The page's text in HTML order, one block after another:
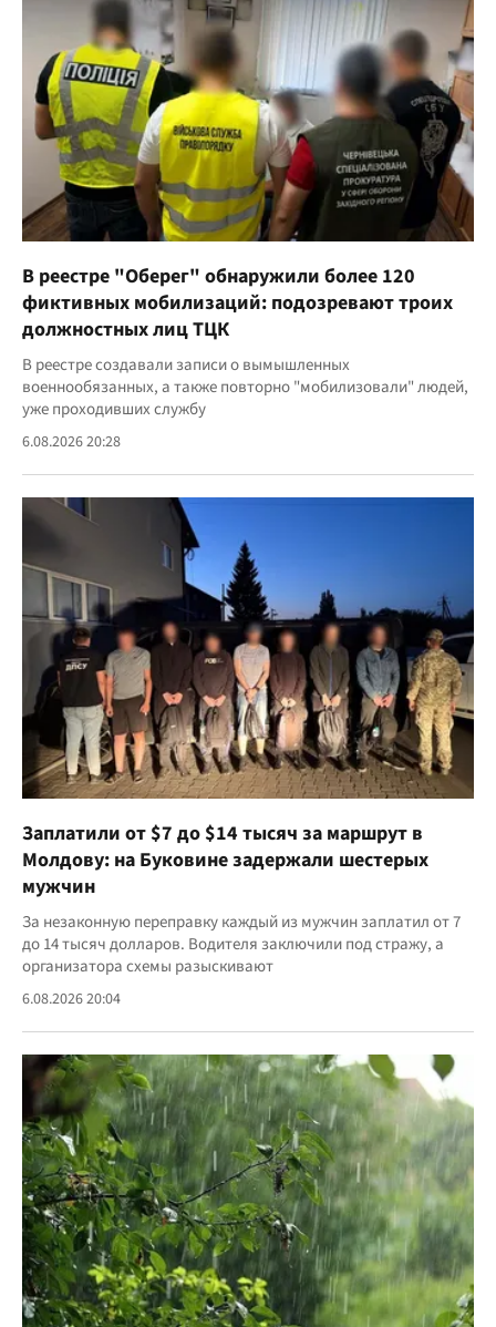
В реестре "Оберег" обнаружили более 120
фиктивных мобилизаций: подозревают троих
должностных лиц ТЦК
В реестре создавали записи о вымышленных
военнообязанных, а также повторно "мобилизовали" людей,
уже проходивших службу
6.08.2026 20:28
Заплатили от $7 до $14 тысяч за маршрут в
Молдову: на Буковине задержали шестерых
мужчин
За незаконную переправку каждый из мужчин заплатил от 7
до 14 тысяч долларов. Водителя заключили под стражу, а
организатора схемы разыскивают
6.08.2026 20:04